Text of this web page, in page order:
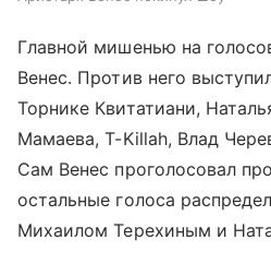
Главной мишенью на
Венес. Против него
Торнике Квитатиани,
Мамаева, T-Killah, Влад
Сам Венес проголосовал
остальные голоса
Михаилом Терехиным и